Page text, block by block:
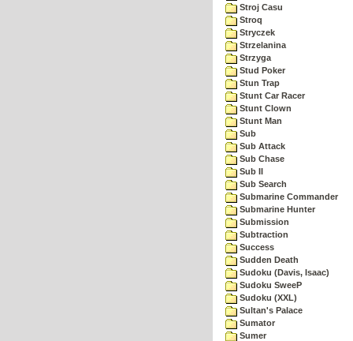
Stroj Casu
Stroq
Stryczek
Strzelanina
Strzyga
Stud Poker
Stun Trap
Stunt Car Racer
Stunt Clown
Stunt Man
Sub
Sub Attack
Sub Chase
Sub II
Sub Search
Submarine Commander
Submarine Hunter
Submission
Subtraction
Success
Sudden Death
Sudoku (Davis, Isaac)
Sudoku SweeP
Sudoku (XXL)
Sultan's Palace
Sumator
Sumer